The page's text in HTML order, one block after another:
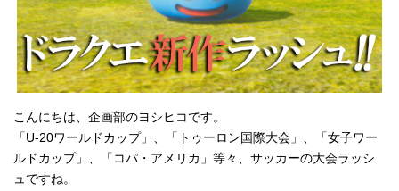
こんにちは、企画部のヨシヒコです。
「U-20ワールドカップ」、「トゥーロン国際大会」、「女子ワー
ルドカップ」、「コパ・アメリカ」等々、サッカーの大会ラッシ
ュですね。